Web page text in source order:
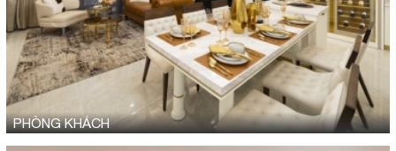
PHÒNG KHÁCH